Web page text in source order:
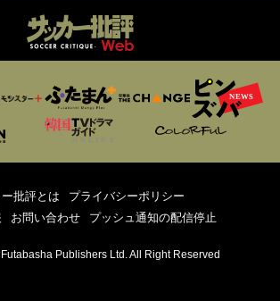
批評とは
プライバシーポリシー
お問い合わせ プッシュ通知の配信停止
Publishers Ltd. All Right Reserved